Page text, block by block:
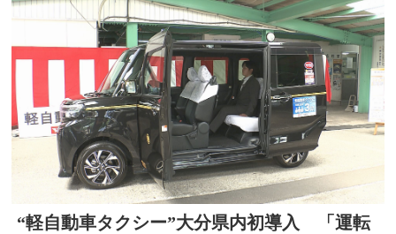
“軽自動車タクシー”大分県内初導入 「運転